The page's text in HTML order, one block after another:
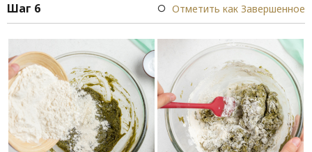
Шаг 6 Отметить как Завершенное